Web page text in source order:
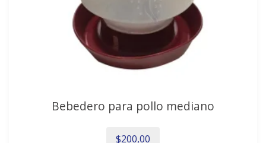
Bebedero para pollo mediano
$200,00